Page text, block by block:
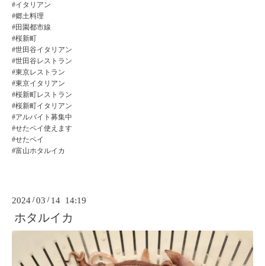
#イタリアン
#郷土料理
#田園都市線
#桜新町
#世田谷イタリアン
#世田谷レストラン
#東京レストラン
#東京イタリアン
#桜新町レストラン
#桜新町イタリアン
#アルバイト募集中
#せたペイ使えます
#せたペイ
#富山ホタルイカ
2024 /03 / 14 14:19
ホタルイカ